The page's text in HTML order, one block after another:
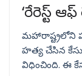
‘రేరెస్ట్
మహారాష్ట్రలోని
హత్య చేసిన
విధించింది. ఈ